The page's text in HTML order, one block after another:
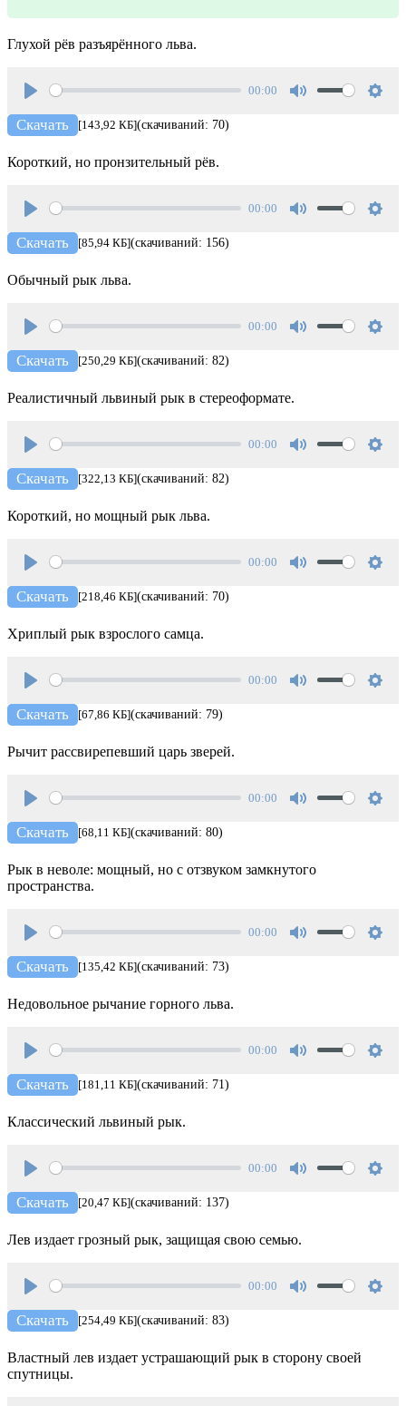
Глухой рёв разъярённого льва.
Play
00:00
Скачать [143,92 КБ](скачиваний: 70)
Короткий, но пронзительный рёв.
Play
00:00
Скачать [85,94 КБ](скачиваний: 156)
Обычный рык льва.
Play
00:00
Скачать [250,29 КБ](скачиваний: 82)
Реалистичный львиный рык в стереоформате.
Play
00:00
Скачать [322,13 КБ](скачиваний: 82)
Короткий, но мощный рык льва.
Play
00:00
Скачать [218,46 КБ](скачиваний: 70)
Хриплый рык взрослого самца.
Play
00:00
Скачать [67,86 КБ](скачиваний: 79)
Рычит рассвирепевший царь зверей.
Play
00:00
Скачать [68,11 КБ](скачиваний: 80)
Рык в неволе: мощный, но с отзвуком замкнутого
пространства.
Play
00:00
Скачать [135,42 КБ](скачиваний: 73)
Недовольное рычание горного льва.
Play
00:00
Скачать [181,11 КБ](скачиваний: 71)
Классический львиный рык.
Play
00:00
Скачать [20,47 КБ](скачиваний: 137)
Лев издает грозный рык, защищая свою семью.
Play
00:00
Скачать [254,49 КБ](скачиваний: 83)
Властный лев издает устрашающий рык в сторону своей
спутницы.